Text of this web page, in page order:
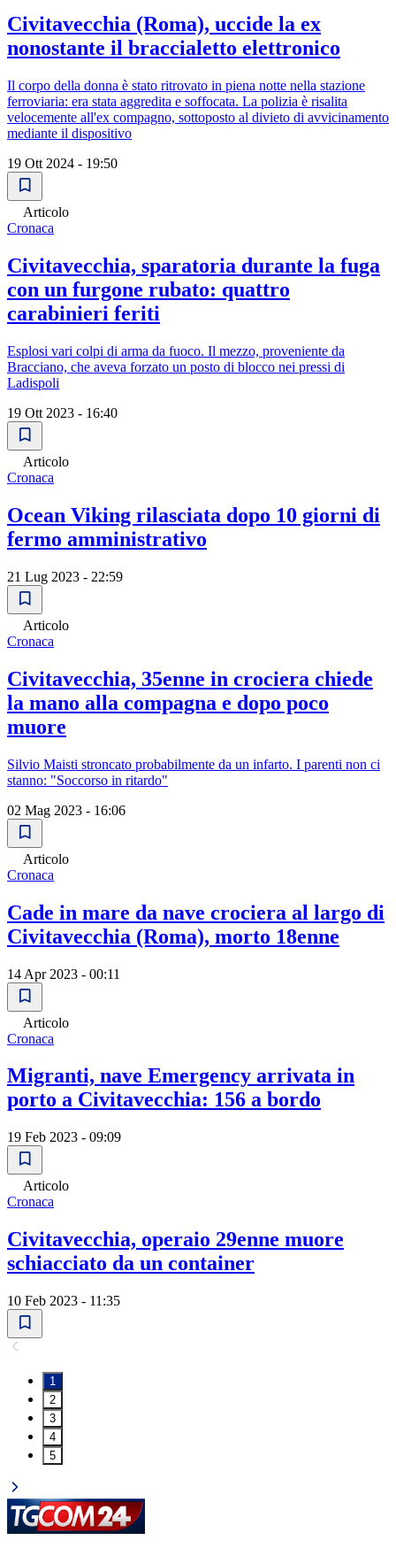
Civitavecchia (Roma), uccide la ex
nonostante il braccialetto elettronico
Il corpo della donna è stato ritrovato in piena notte nella stazione
ferroviaria: era stata aggredita e soffocata. La polizia è risalita
velocemente all'ex compagno, sottoposto al divieto di avvicinamento
mediante il dispositivo
19 Ott 2024 - 19:50
Articolo
Cronaca
Civitavecchia, sparatoria durante la fuga
con un furgone rubato: quattro
carabinieri feriti
Esplosi vari colpi di arma da fuoco. Il mezzo, proveniente da
Bracciano, che aveva forzato un posto di blocco nei pressi di
Ladispoli
19 Ott 2023 - 16:40
Articolo
Cronaca
Ocean Viking rilasciata dopo 10 giorni di
fermo amministrativo
21 Lug 2023 - 22:59
Articolo
Cronaca
Civitavecchia, 35enne in crociera chiede
la mano alla compagna e dopo poco
muore
Silvio Maisti stroncato probabilmente da un infarto. I parenti non ci
stanno: "Soccorso in ritardo"
02 Mag 2023 - 16:06
Articolo
Cronaca
Cade in mare da nave crociera al largo di
Civitavecchia (Roma), morto 18enne
14 Apr 2023 - 00:11
Articolo
Cronaca
Migranti, nave Emergency arrivata in
porto a Civitavecchia: 156 a bordo
19 Feb 2023 - 09:09
Articolo
Cronaca
Civitavecchia, operaio 29enne muore
schiacciato da un container
10 Feb 2023 - 11:35
1
2
3
4
5